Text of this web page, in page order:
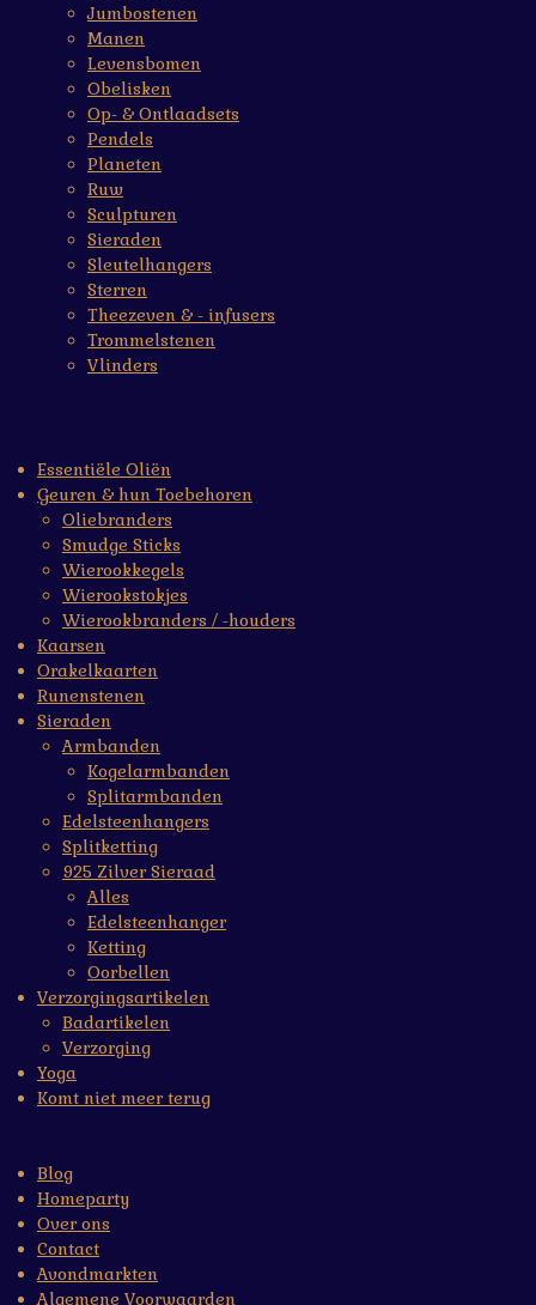
Jumbostenen
Manen
Levensbomen
Obelisken
Op- & Ontlaadsets
Pendels
Planeten
Ruw
Sculpturen
Sieraden
Sleutelhangers
Sterren
Theezeven & - infusers
Trommelstenen
Vlinders
Essentiële Oliën
Geuren & hun Toebehoren
Oliebranders
Smudge Sticks
Wierookkegels
Wierookstokjes
Wierookbranders / -houders
Kaarsen
Orakelkaarten
Runenstenen
Sieraden
Armbanden
Kogelarmbanden
Splitarmbanden
Edelsteenhangers
Splitketting
925 Zilver Sieraad
Alles
Edelsteenhanger
Ketting
Oorbellen
Verzorgingsartikelen
Badartikelen
Verzorging
Yoga
Komt niet meer terug
Blog
Homeparty
Over ons
Contact
Avondmarkten
Algemene Voorwaarden